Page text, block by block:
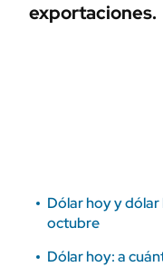
exportaciones.
Dólar hoy y
octubre
Dólar hoy: a